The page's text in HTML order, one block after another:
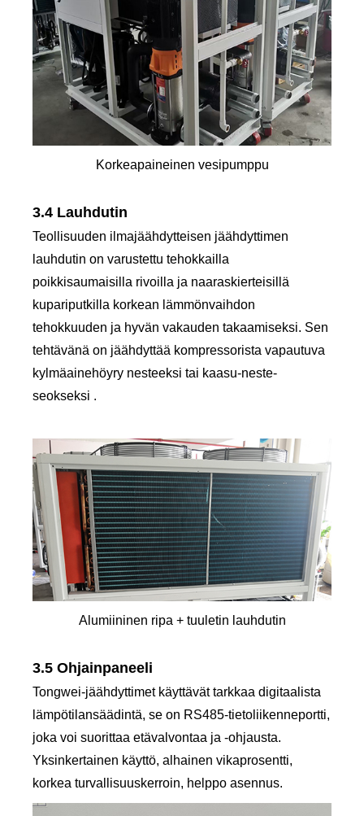
Korkeapaineinen vesipumppu
3.4 Lauhdutin
Teollisuuden ilmajäähdytteisen jäähdyttimen
lauhdutin on varustettu tehokkailla
poikkisaumaisilla rivoilla ja naaraskierteisillä
kupariputkilla korkean lämmönvaihdon
tehokkuuden ja hyvän vakauden takaamiseksi. Sen
tehtävänä on jäähdyttää kompressorista vapautuva
kylmäainehöyry nesteeksi tai kaasu-neste-
seokseksi .
Alumiininen ripa + tuuletin lauhdutin
3.5 Ohjainpaneeli
Tongwei-jäähdyttimet käyttävät tarkkaa digitaalista
lämpötilansäädintä, se on RS485-tietoliikenneportti,
joka voi suorittaa etävalvontaa ja -ohjausta.
Yksinkertainen käyttö, alhainen vikaprosentti,
korkea turvallisuuskerroin, helppo asennus.